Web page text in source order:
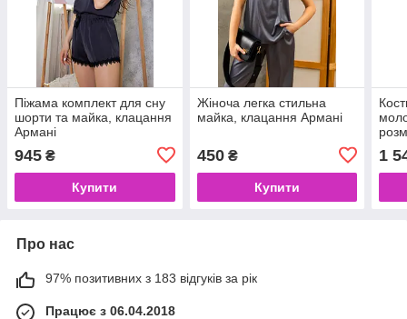
Піжама комплект для сну
шорти та майка, клацання
Армані
945 ₴
Купити
Жіноча легка стильна
майка, клацання Армані
450₴
Купити
1
Про нас
97% позитивних з 183 відгуків за рік
Працює з 06.04.2018